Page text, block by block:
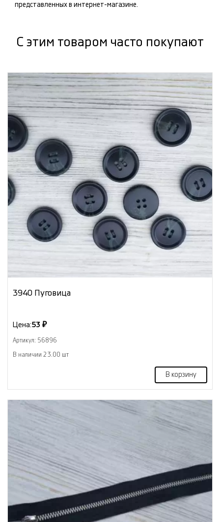
представленных в интернет-магазине.
С этим товаром часто покупают
3940 Пуговица
Цена:53 ₽
Артикул: 56896
В наличии 23.00 шт
В корзину